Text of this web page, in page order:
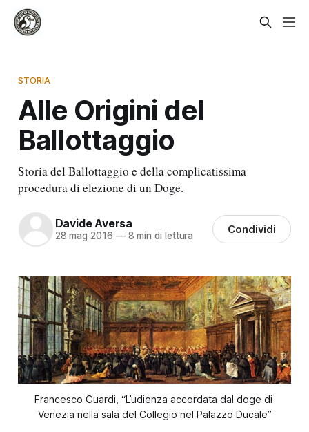
STORIA
Alle Origini del
Ballottaggio
Storia del Ballottaggio e della complicatissima
procedura di elezione di un Doge.
Davide Aversa
28 mag 2016 —8 min di lettura Condividi
Francesco Guardi, “L’udienza accordata dal doge di
Venezia nella sala del Collegio nel Palazzo Ducale”